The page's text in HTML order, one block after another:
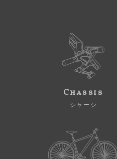
Chassis
シャーシ